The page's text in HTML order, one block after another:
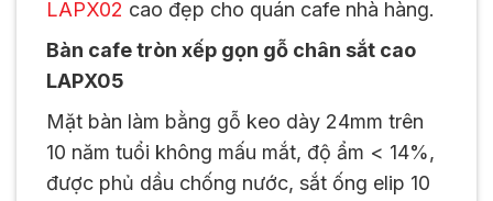
LAPX02 cao đẹp cho quán cafe nhà hàng.
Bàn cafe tròn xếp gọn gỗ chân sắt cao
LAPX05
Mặt bàn làm bằng gỗ keo dày 24mm trên
10 năm tuổi không mấu mắt, độ ẩm < 14%,
được phủ dầu chống nước, sắt ống elip 10